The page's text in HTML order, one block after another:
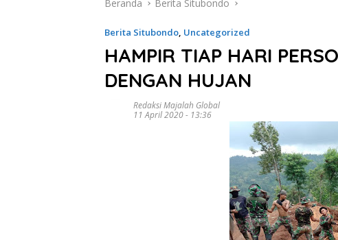
Beranda Berita Situbondo
Berita Situbondo, Uncategorized
HAMPIR TIAP HARI
DENGAN HUJAN
Redaksi Majalah Global
11 April 2020 - 13:36